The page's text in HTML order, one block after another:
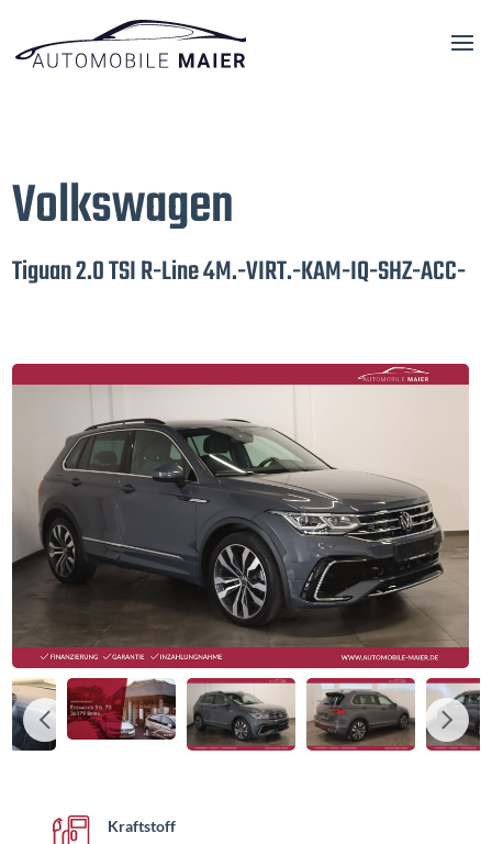
Volkswagen
Tiguan 2.0 TSI R-Line 4M.-VIRT.-KAM-IQ-SHZ-ACC-
Kraftstoff